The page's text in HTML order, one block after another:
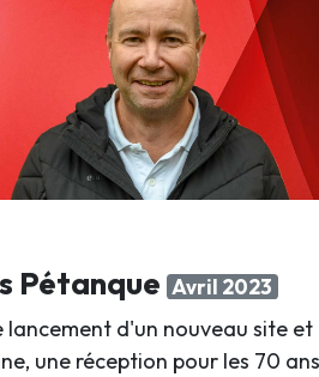
Pétanque Avril 2023
lancement d'un nouveau site et
une réception pour les 70